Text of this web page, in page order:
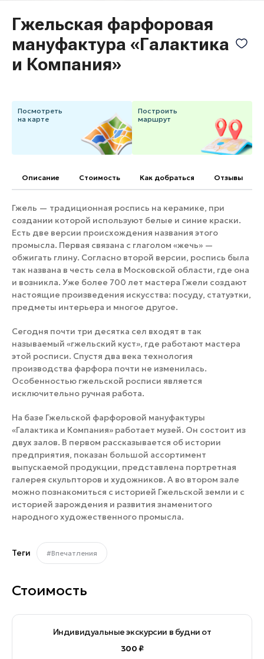
Горнолыжные клубы
Спецпроекты
Инвестиционный портал
Федоскинская фабрика
Золотое кольцо России
Войти
Инвесторам
природные территории
Гжельская фарфоровая
мануфактура «Галактика
и Компания»
Посмотреть
на карте
Построить
маршрут
Описание Cтоимость Как добраться Отзывы
Гжель — традиционная роспись на керамике, при
создании которой используют белые и синие краски.
Есть две версии происхождения названия этого
промысла. Первая связана с глаголом «жечь» —
обжигать глину. Согласно второй версии, роспись была
так названа в честь села в Московской области, где она
и возникла. Уже более 700 лет мастера Гжели создают
настоящие произведения искусства: посуду, статуэтки,
предметы интерьера и многое другое.
Сегодня почти три десятка сел входят в так
называемый «гжельский куст», где работают мастера
этой росписи. Спустя два века технология
производства фарфора почти не изменилась.
Особенностью гжельской росписи является
исключительно ручная работа.
На базе Гжельской фарфоровой мануфактуры
«Галактика и Компания» работает музей. Он состоит из
двух залов. В первом рассказывается об истории
предприятия, показан большой ассортимент
выпускаемой продукции, представлена портретная
галерея скульпторов и художников. А во втором зале
можно познакомиться с историей Гжельской земли и с
историей зарождения и развития знаменитого
народного художественного промысла.
Теги #Впечатления
Стоимость
Индивидуальные экскурсии в будни от
300 ₽